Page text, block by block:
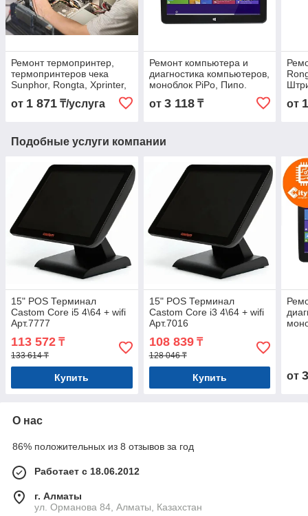
Ремонт термопринтер,
термопринтеров чека
Sunphor, Rongta, Xprinter,
Санфор, Ронгта, Umag,
умаг Арт.
от 1 871 ₸/услуга
Ремонт компьютера и
диагностика компьютеров,
моноблок PiPo, Пипо.
Атол. Atol. Умаг, Umag Арт.
от 3 118₸ от
Подобные услуги компании
15" POS Терминал
Castom Core i5 4\64 + wifi
Арт.7777
113 572 ₸
133 614 ₸
Купить
15" POS Терминал
Castom Core i3 4\64 + wifi
Арт.7016
108 839₸
128 046 ₸
Купить от
О нас
86% положительных из 8 отзывов за год
Работает с 18.06.2012
г. Алматы
ул. Орманова 84, Алматы, Казахстан